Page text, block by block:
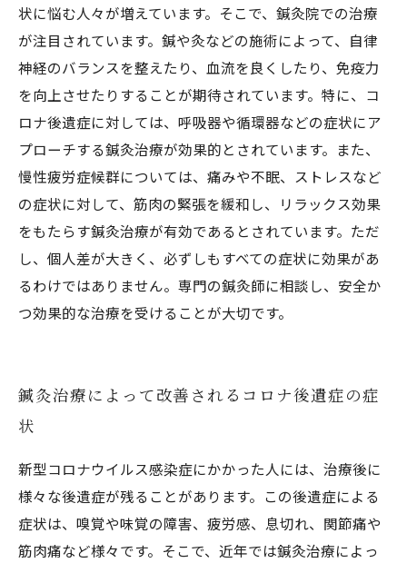
状に悩む人々が増えています。そこで、鍼灸院での治療
が注目されています。鍼や灸などの施術によって、自律
神経のバランスを整えたり、血流を良くしたり、免疫力
を向上させたりすることが期待されています。特に、コ
ロナ後遺症に対しては、呼吸器や循環器などの症状にア
プローチする鍼灸治療が効果的とされています。また、
慢性疲労症候群については、痛みや不眠、ストレスなど
の症状に対して、筋肉の緊張を緩和し、リラックス効果
をもたらす鍼灸治療が有効であるとされています。ただ
し、個人差が大きく、必ずしもすべての症状に効果があ
るわけではありません。専門の鍼灸師に相談し、安全か
つ効果的な治療を受けることが大切です。
鍼灸治療によって改善されるコロナ後遺症の症
状
新型コロナウイルス感染症にかかった人には、治療後に
様々な後遺症が残ることがあります。この後遺症による
症状は、嗅覚や味覚の障害、疲労感、息切れ、関節痛や
筋肉痛など様々です。そこで、近年では鍼灸治療によっ